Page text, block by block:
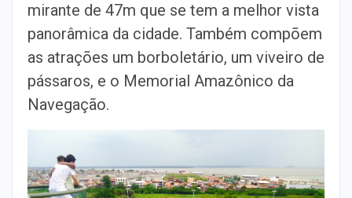
mirante de 47m que se tem a melhor vista
panorâmica da cidade. Também compõem
as atrações um borboletário, um viveiro de
pássaros, e o Memorial Amazônico da
Navegação.